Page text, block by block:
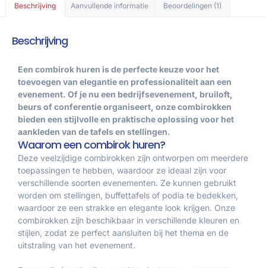
Beschrijving Aanvullende informatie Beoordelingen (1)
Beschrijving
Een combirok huren is de perfecte keuze voor het
toevoegen van elegantie en professionaliteit aan een
evenement. Of je nu een bedrijfsevenement, bruiloft,
beurs of conferentie organiseert, onze combirokken
bieden een stijlvolle en praktische oplossing voor het
aankleden van de tafels en stellingen.
Waarom een combirok huren?
Deze veelzijdige combirokken zijn ontworpen om meerdere
toepassingen te hebben, waardoor ze ideaal zijn voor
verschillende soorten evenementen. Ze kunnen gebruikt
worden om stellingen, buffettafels of podia te bedekken,
waardoor ze een strakke en elegante look krijgen. Onze
combirokken zijn beschikbaar in verschillende kleuren en
stijlen, zodat ze perfect aansluiten bij het thema en de
uitstraling van het evenement.